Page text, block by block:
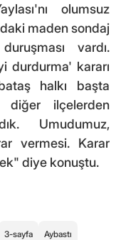
olumsuz
maden sondaj
duruşması vardı.
durdurma' kararı
halkı başta
ilçelerden
Umudumuz,
vermesi. Karar
diye konuştu.
3-sayfa Aybastı